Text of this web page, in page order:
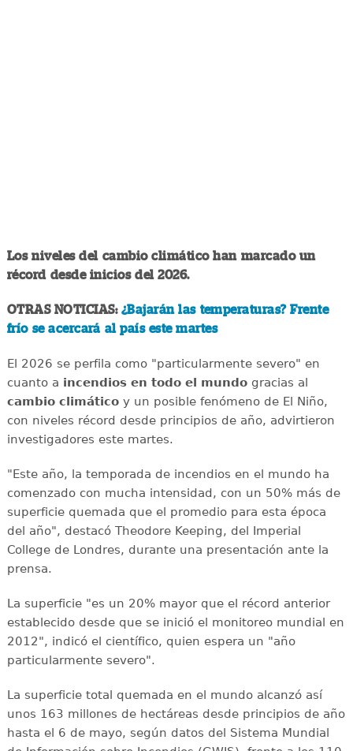
Los niveles del cambio climático han marcado un
récord desde inicios del 2026.
OTRAS NOTICIAS: ¿Bajarán las temperaturas? Frente
frío se acercará al país este martes
El 2026 se perfila como "particularmente severo" en
cuanto a incendios en todo el mundogracias al
cambio climáticoy un posible fenómeno de El Niño,
con niveles récord desde principios de año, advirtieron
investigadores este martes.
"Este año, la temporada de incendios en el mundo ha
comenzado con mucha intensidad, con un 50% más de
superficie quemada que el promedio para esta época
del año", destacó Theodore Keeping, del Imperial
College de Londres, durante una presentación ante la
prensa.
La superficie "es un 20% mayor que el récord anterior
establecido desde que se inició el monitoreo mundial en
2012", indicó el científico, quien espera un "año
particularmente severo".
La superficie total quemada en el mundo alcanzó así
unos 163 millones de hectáreas desde principios de año
hasta el 6 de mayo, según datos del Sistema Mundial